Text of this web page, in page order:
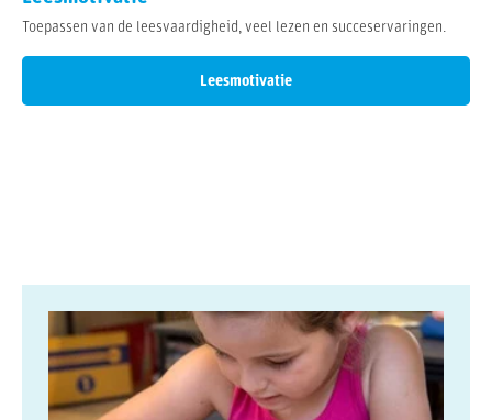
Toepassen van de leesvaardigheid, veel lezen en succeservaringen.
Leesmotivatie